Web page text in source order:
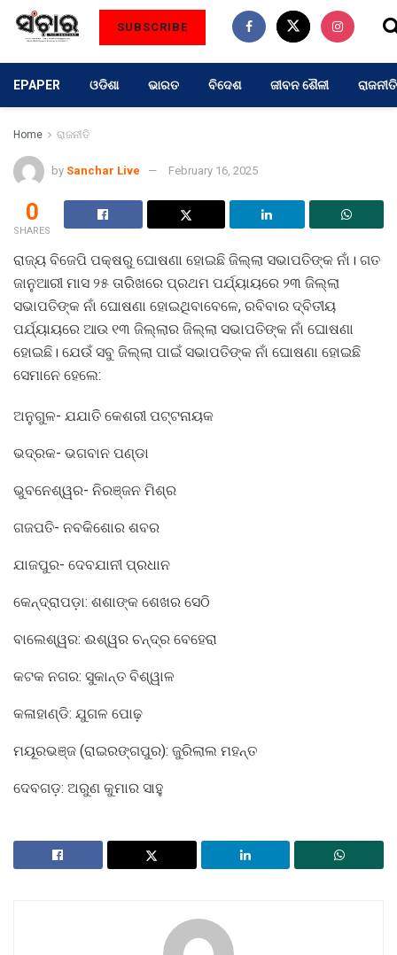
SUBSCRIBE
EPAPER ଓଡିଶା ଭାରତ ବିଦେଶ ଜୀବନ ଶୈଳୀ ରାଜନୀତି
Home ରାଜନୀତି
by Sanchar Live February 16, 2025
0
SHARES
ରାଜ୍ୟ ବିଜେପି ପକ୍ଷରୁ ଘୋଷଣା ହୋଇଛି ଜିଲ୍ଲା ସଭାପତିଙ୍କ ନାଁ। ଗତ
ଜାନୁଆରୀ ମାସ ୨୫ ତାରିଖରେ ପ୍ରଥମ ପର୍ଯ୍ୟାୟରେ ୨୩ ଜିଲ୍ଲା
ସଭାପତିଙ୍କ ନାଁ ଘୋଷଣା ହୋଇଥିବାବେଳେ, ରବିବାର ଦ୍ବିତୀୟ
ପର୍ଯ୍ୟାୟରେ ଆଉ ୧୩ ଜିଲ୍ଲାର ଜିଲ୍ଲା ସଭାପତିଙ୍କ ନାଁ ଘୋଷଣା
ହୋଇଛି। ଯେଉଁ ସବୁ ଜିଲ୍ଲା ପାଇଁ ସଭାପତିଙ୍କ ନାଁ ଘୋଷଣା ହୋଇଛି
ସେମାନେ ହେଲେ:
ଅନୁଗୁଳ- ଯଯାତି କେଶରୀ ପଟ୍ଟନାୟକ
ଭଦ୍ରକ- ଭଗବାନ ପଣ୍ଡା
ଭୁବନେଶ୍ୱର- ନିରଞ୍ଜନ ମିଶ୍ର
ଗଜପତି- ନବକିଶୋର ଶବର
ଯାଜପୁର- ଦେବଯାନୀ ପ୍ରଧାନ
କେନ୍ଦ୍ରାପଡ଼ା: ଶଶାଙ୍କ ଶେଖର ସେଠି
ବାଲେଶ୍ୱର: ଈଶ୍ୱର ଚନ୍ଦ୍ର ବେହେରା
କଟକ ନଗର: ସୁକାନ୍ତ ବିଶ୍ୱାଳ
କଳାହାଣ୍ଡି: ଯୁଗଳ ପୋଢ଼
ମୟୂରଭଞ୍ଜ (ରାଇରଙ୍ଗପୁର): ଜୁରିଲାଲ ମହନ୍ତ
ଦେବଗଡ଼: ଅରୁଣ କୁମାର ସାହୁ